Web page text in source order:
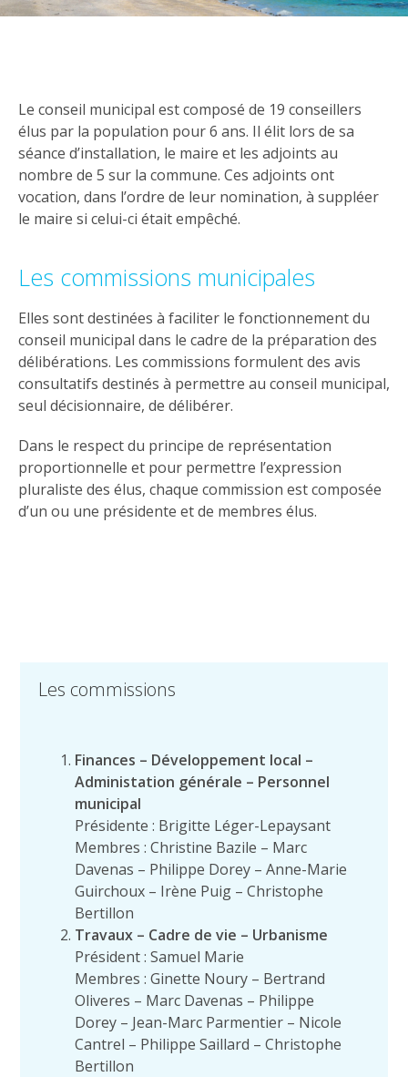
Le conseil municipal est composé de 19 conseillers
élus par la population pour 6 ans. Il élit lors de sa
séance d’installation, le maire et les adjoints au
nombre de 5 sur la commune. Ces adjoints ont
vocation, dans l’ordre de leur nomination, à suppléer
le maire si celui-ci était empêché.
Les commissions municipales
Elles sont destinées à faciliter le fonctionnement du
conseil municipal dans le cadre de la préparation des
délibérations. Les commissions formulent des avis
consultatifs destinés à permettre au conseil municipal,
seul décisionnaire, de délibérer.
Dans le respect du principe de représentation
proportionnelle et pour permettre l’expression
pluraliste des élus, chaque commission est composée
d’un ou une présidente et de membres élus.
Les commissions
Finances – Développement local –
Administation générale – Personnel
municipal
Présidente : Brigitte Léger-Lepaysant
Membres : Christine Bazile – Marc
Davenas – Philippe Dorey – Anne-Marie
Guirchoux – Irène Puig – Christophe
Bertillon
Travaux – Cadre de vie – Urbanisme
Président : Samuel Marie
Membres : Ginette Noury – Bertrand
Oliveres – Marc Davenas – Philippe
Dorey – Jean-Marc Parmentier – Nicole
Cantrel – Philippe Saillard – Christophe
Bertillon